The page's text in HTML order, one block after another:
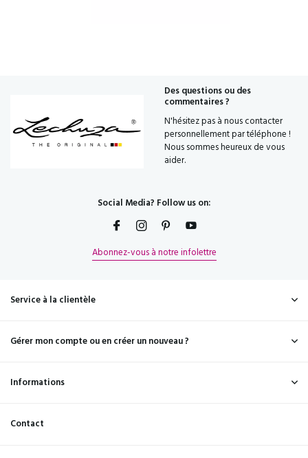
Des questions ou des
commentaires ?
N'hésitez pas à nous contacter
personnellement par téléphone !
Nous sommes heureux de vous
aider.
Social Media? Follow us on:
Abonnez-vous à notre infolettre
Service à la clientèle
Gérer mon compte ou en créer un nouveau ?
Informations
Contact